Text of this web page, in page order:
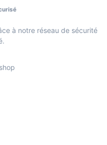
à notre réseau de sécurité